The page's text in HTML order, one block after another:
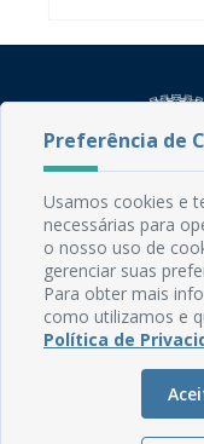
Rua do
CEP: 58.280-
Fone:
Email:
Expediente:
Preferência de
Usamos cookies e
necessárias para
o nosso uso de
gerenciar suas
Para obter mais
como utilizamos e
Política de